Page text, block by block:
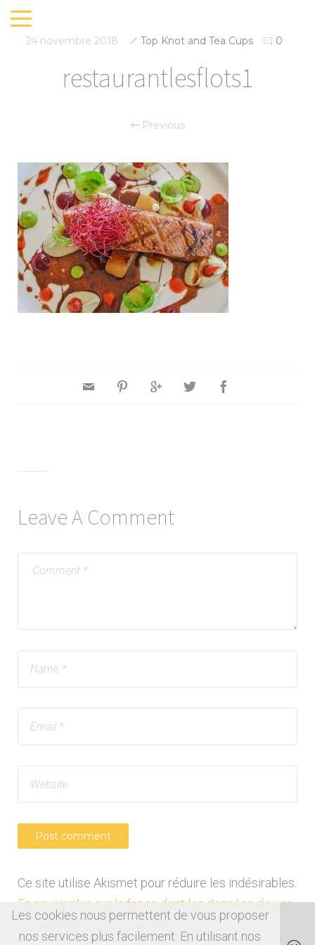
24 novembre 2018 Top Knot and Tea Cups 0
restaurantlesflots1
Previous
Leave A Comment
Ce site utilise Akismet pour réduire les indésirables.
En savoir plus sur la façon dont les données de vos
commentaires sont traitées
Les cookies nous permettent de vous proposer
nos services plus facilement. En utilisant nos